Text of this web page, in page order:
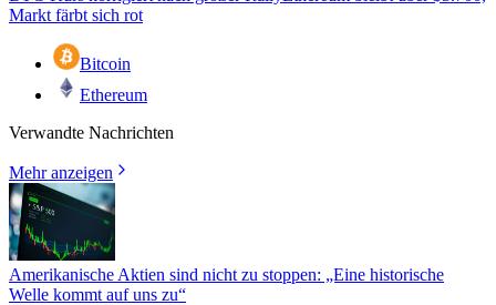
Markt färbt sich rot
Bitcoin
Ethereum
Verwandte Nachrichten
Mehr anzeigen
Amerikanische Aktien sind nicht zu stoppen: „Eine historische
Welle kommt auf uns zu“